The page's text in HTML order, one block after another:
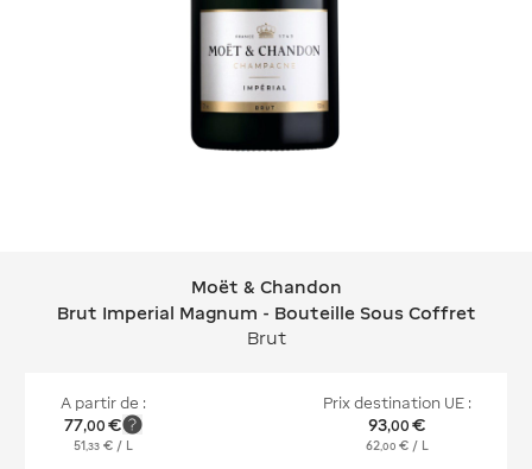
Moët & Chandon Brut Imperial
Moët & Chandon
Brut Imperial Magnum - Bouteille Sous Coffret
Brut
A partir de :
77,00 €
51,33 € / L
Prix destination UE :
93,00 €
62,00 € / L